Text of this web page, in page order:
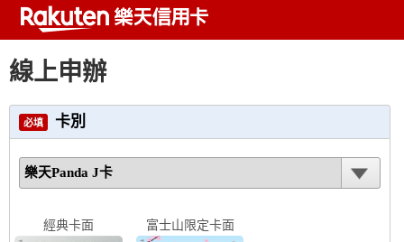
線上申辦
必填 卡別
經典卡面 富士山限定卡面